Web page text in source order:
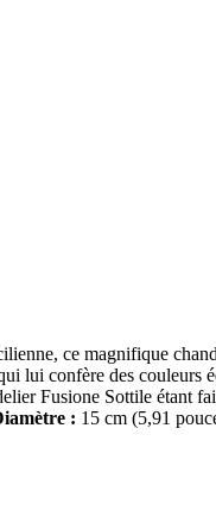
ce magnifique
lui confère des
Fusione Sottile
: 15 cm (5,91